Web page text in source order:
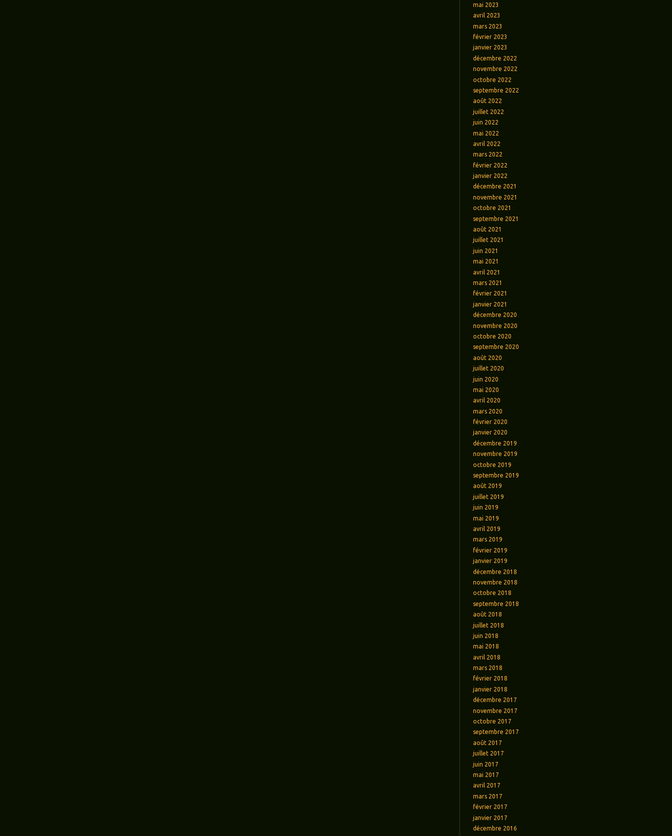
mai 2023
avril 2023
mars 2023
février 2023
janvier 2023
décembre 2022
novembre 2022
octobre 2022
septembre 2022
août 2022
juillet 2022
juin 2022
mai 2022
avril 2022
mars 2022
février 2022
janvier 2022
décembre 2021
novembre 2021
octobre 2021
septembre 2021
août 2021
juillet 2021
juin 2021
mai 2021
avril 2021
mars 2021
février 2021
janvier 2021
décembre 2020
novembre 2020
octobre 2020
septembre 2020
août 2020
juillet 2020
juin 2020
mai 2020
avril 2020
mars 2020
février 2020
janvier 2020
décembre 2019
novembre 2019
octobre 2019
septembre 2019
août 2019
juillet 2019
juin 2019
mai 2019
avril 2019
mars 2019
février 2019
janvier 2019
décembre 2018
novembre 2018
octobre 2018
septembre 2018
août 2018
juillet 2018
juin 2018
mai 2018
avril 2018
mars 2018
février 2018
janvier 2018
décembre 2017
novembre 2017
octobre 2017
septembre 2017
août 2017
juillet 2017
juin 2017
mai 2017
avril 2017
mars 2017
février 2017
janvier 2017
décembre 2016